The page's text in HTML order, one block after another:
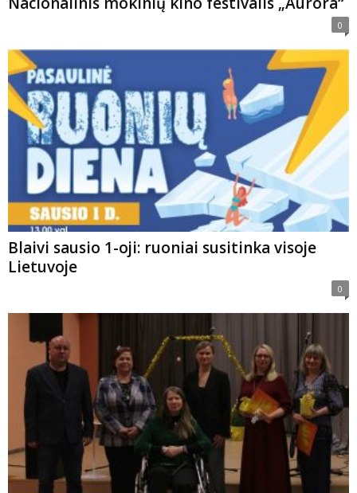
0
Blaivi sausio 1-oji: ruoniai susitinka visoje
Lietuvoje
0